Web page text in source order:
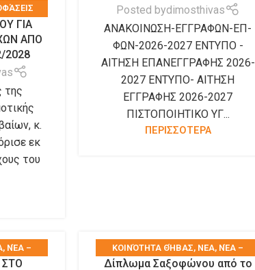
–
ΔΉΜΟΥ,
ΓΙΑ
ΑΠΟ
2028
της
κ.
εκ
του
Posted bydimosthivas
ΑΝΑΚΟΙΝΩΣΗ-ΕΓΓΡΑΦΩΝ-ΕΠ-
ΦΩΝ-2026-2027 ΕΝΤΥΠΟ -
ΑΙΤΗΣΗ ΕΠΑΝΕΓΓΡΑΦΗΣ 2026-
2027 ΕΝΤΥΠΟ- ΑΙΤΗΣΗ
ΕΓΓΡΑΦΗΣ 2026-2027
ΠΙΣΤΟΠΟΙΗΤΙΚΟ ΥΓ...
ΠΕΡΙΣΣΟΤΕΡΑ
, ΝΈΑ –
ΔΉΜΟΥ
ΣΤΟ
KΟΙΝΌΤΗΤΑ ΘΉΒΑΣ, ΝΕΑ, ΝΈΑ –
ΑΝΑΚΟΙΝΏΣΕΙΣ,ΤΑ ΝΈΑ ΤΟΥ ΔΉΜΟΥ
Δίπλωμα Σαξοφώνου από το